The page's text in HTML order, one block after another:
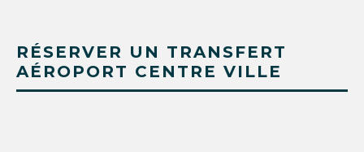
RÉSERVER UN TRANSFERT
AÉROPORT CENTRE VILLE